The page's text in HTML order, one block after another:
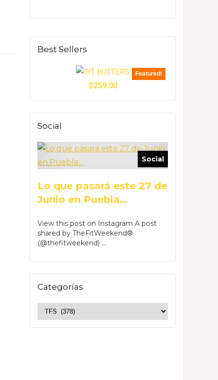
Best Sellers
Featured!
$259.00
Social
Social
Lo que pasará este 27 de
Junio en Puebla…
View this post on Instagram A post
shared by TheFitWeekend®
(@thefitweekend) ...
Categorías